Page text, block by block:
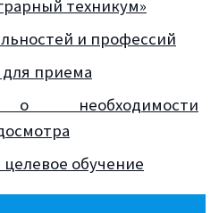
техникум»
и профессий
приема
о необходимости
обучение